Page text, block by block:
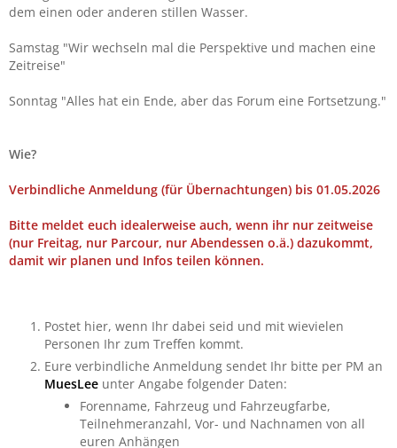
dem einen oder anderen stillen Wasser.
Samstag "Wir wechseln mal die Perspektive und machen eine
Zeitreise"
Sonntag "Alles hat ein Ende, aber das Forum eine Fortsetzung."
Wie?
Verbindliche Anmeldung (für Übernachtungen) bis 01.05.2026
Bitte meldet euch idealerweise auch, wenn ihr nur zeitweise
(nur Freitag, nur Parcour, nur Abendessen o.ä.) dazukommt,
damit wir planen und Infos teilen können.
Postet hier, wenn Ihr dabei seid und mit wievielen
Personen Ihr zum Treffen kommt.
Eure verbindliche Anmeldung sendet Ihr bitte per PM an
MuesLee unter Angabe folgender Daten:
Forenname, Fahrzeug und Fahrzeugfarbe,
Teilnehmeranzahl, Vor- und Nachnamen von all
euren Anhängen